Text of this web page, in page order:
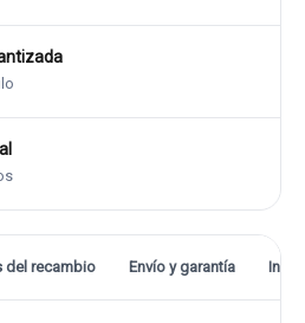
del recambio Envío y garantía